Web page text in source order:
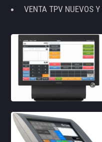
VENTA TPV NUEVOS